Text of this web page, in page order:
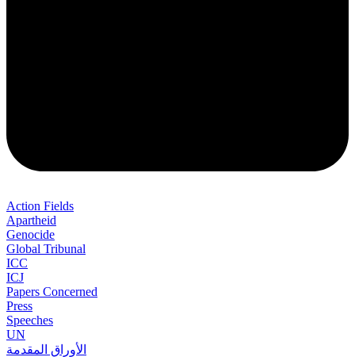
Action Fields
Apartheid
Genocide
Global Tribunal
ICC
ICJ
Papers Concerned
Press
Speeches
UN
الأوراق المقدمة